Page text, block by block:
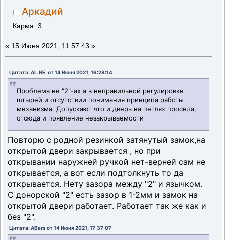
Аркадий
Карма: 3
« 15 Июня 2021, 11:57:43 »
Цитата: AL.NE. от 14 Июня 2021, 16:28:14
Проблема не "2"-ах а в неправильной регулировке
штырей и отсутствии понимания принципа работы
механизма. Допускают что и дверь на петлях просела,
отсюда и появление незакрываемости
Повторю с родной резинкой затянутый замок,на
открытой двери закрывается , но при
открывании наружней ручкой нет-верней сам не
открывается, а вот если подтолкнуть то да
открывается. Нету зазора между "2" и язычком.
С донорской "2" есть зазор в 1-2мм и замок на
открытой двери работает. Работает так же как и
без "2".
Цитата: ABars от 14 Июня 2021, 17:37:07